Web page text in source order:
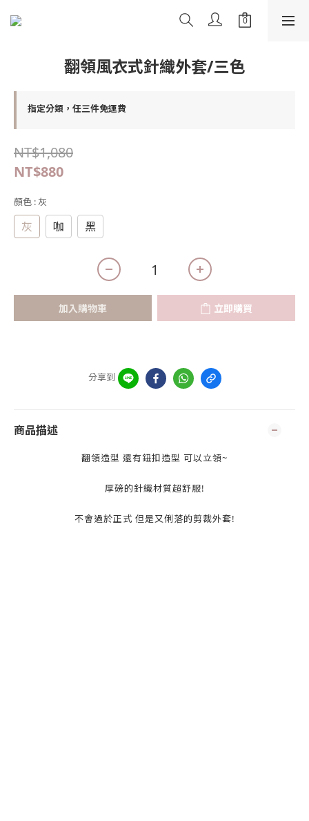
翻領風衣式針織外套/三色
指定分類，任三件免運費
NT$1,080
NT$880
顏色 : 灰
灰 咖 黑
加入購物車 立即購買
分享到
商品描述
翻領造型 還有鈕扣造型 可以立領~
厚磅的針織材質超舒服!
不會過於正式 但是又俐落的剪裁外套!